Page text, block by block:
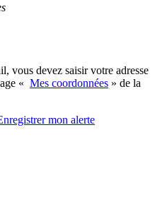
vous devez saisir votre adresse
« Mes coordonnées » de la
mon alerte